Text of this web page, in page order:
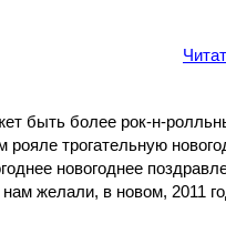
быть более рок-н-
рояле трогательную
новогоднее
нам желали, в новом, 2011